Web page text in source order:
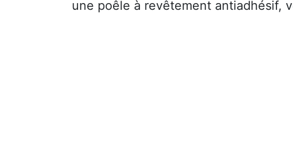
une poêle à revêtement antiadhésif,